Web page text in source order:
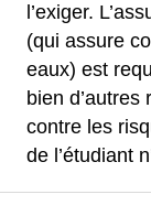
l’exiger.
(qui assure
eaux) est
bien
contre les
de l’étudiant